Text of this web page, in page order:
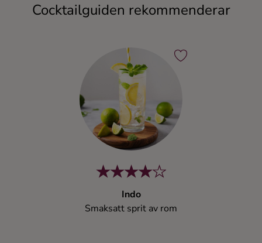
Cocktailguiden rekommenderar
Indo
Smaksatt sprit av rom